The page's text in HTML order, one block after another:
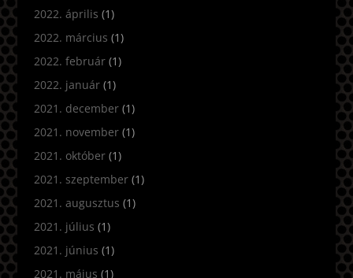
2022. április (1)
2022. március (1)
2022. február(1)
2022. január(1)
2021. december(1)
2021. november(1)
2021. október(1)
2021. szeptember(1)
2021. augusztus (1)
2021. július (1)
2021. június (1)
2021. május (1)